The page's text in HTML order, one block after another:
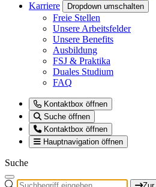
Karriere
Dropdown umschalten
Freie Stellen
Unsere Arbeitsfelder
Unsere Benefits
Ausbildung
FSJ & Praktika
Duales Studium
FAQ
Kontaktbox öffnen
Suche öffnen
Kontaktbox öffnen
Hauptnavigation öffnen
Suche